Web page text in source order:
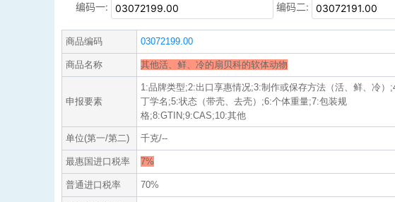
编码一: 编码二:
商品编码 03072199.00
商品名称 其他活、鲜、冷的扇贝科的软体动物
申报要素
1:品牌类型;2:出口享惠情况;3:制作或保存方法（活、鲜、冷）
丁学名;5:状态（带壳、去壳）;6:个体重量;7:包装规
格;8:GTIN;9:CAS;10:其他
单位(第一/第二) 千克/--
最惠国进口税率 7%
普通进口税率 70%